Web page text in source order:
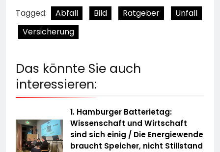
Tagged: Abfall Bild Ratgeber
Unfall
Versicherung
Das könnte Sie auch
interessieren:
1. Hamburger Batterietag:
Wissenschaft und Wirtschaft
sind sich einig / Die Energiewende
braucht Speicher, nicht Stillstand